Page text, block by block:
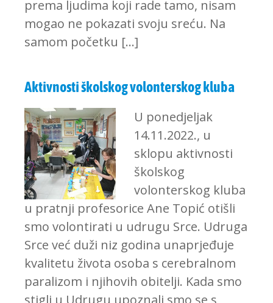
prema ljudima koji rade tamo, nisam
mogao ne pokazati svoju sreću. Na
samom početku […]
Aktivnosti školskog volonterskog kluba
U ponedjeljak
14.11.2022., u
sklopu aktivnosti
školskog
volonterskog kluba
u pratnji profesorice Ane Topić otišli
smo volontirati u udrugu Srce. Udruga
Srce već duži niz godina unaprjeđuje
kvalitetu života osoba s cerebralnom
paralizom i njihovih obitelji. Kada smo
stigli u Udrugu upoznali smo se s